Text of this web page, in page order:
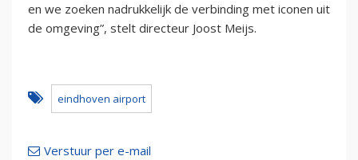
en we zoeken nadrukkelijk de verbinding met iconen uit
de omgeving”, stelt directeur Joost Meijs.
eindhoven airport
Verstuur per e-mail